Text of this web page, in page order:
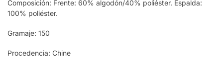
Composición: Frente: 60% algodón/40% poliéster. Espalda:
100% poliéster.
Gramaje: 150
Procedencia: Chine